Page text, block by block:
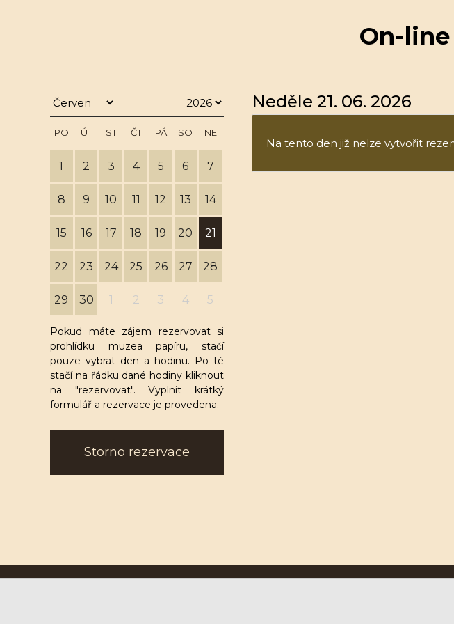
On-
PO ÚT ST ČT PÁ SO NE
1 2 3 4 5 6 7
8 9 10 11 12 13 14
15 16 17 18 19 20 21
22 23 24 25 26 27 28
29 30 1 2 3 4 5
Pokud máte zájem rezervovat si
prohlídku muzea papíru, stačí
pouze vybrat den a hodinu. Po té
stačí na řádku dané hodiny kliknout
na "rezervovat". Vyplnit krátký
formulář a rezervace je provedena.
Storno rezervace
Neděle 21. 06. 2026
Na tento den již nelze vytvořit